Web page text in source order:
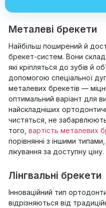
Металеві брекети
Найбільш поширений й
брекет-систем. Вони
які кріпляться до зубів й
допомогою спеціальної
металевих брекетів —
оптимальний варіант для
найскладніших
чистяться, не
того, вартість металевих
порівнянні з іншими
лікування за доступну ціну.
Лінгвальні брекети
Інноваційний тип
відрізняються від